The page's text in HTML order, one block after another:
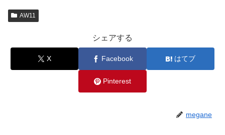
AW11
シェアする
X Facebook はてブ
Pinterest
megane